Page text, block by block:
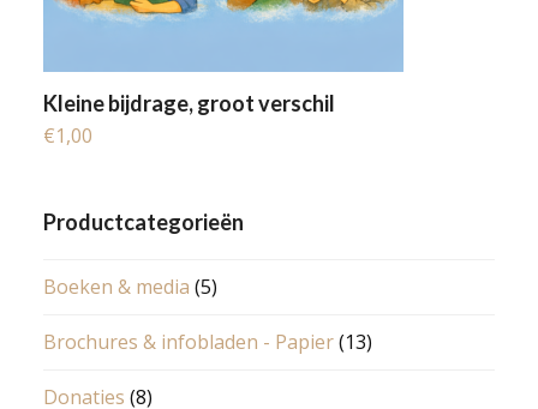
Kleine bijdrage, groot verschil
€1,00
Productcategorieën
Boeken & media (5)
Brochures & infobladen - Papier(13)
Donaties (8)